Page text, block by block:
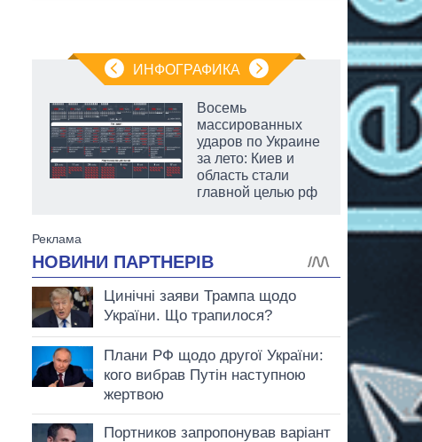
ИНФОГРАФИКА
Восемь
массированных
ударов по Украине
за лето: Киев и
область стали
главной целью рф